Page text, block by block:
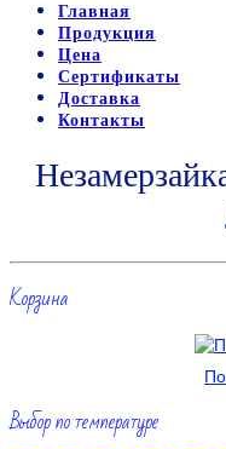
Главная
Продукция
Цена
Сертификаты
Доставка
Контакты
Корзина
Выбор по температуре